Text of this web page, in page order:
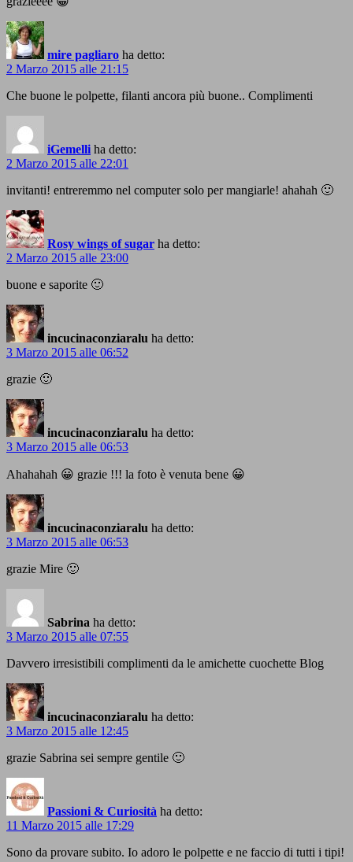
mire pagliaro ha detto:
2 Marzo 2015 alle 21:15
Che buone le polpette, filanti ancora più buone.. Complimenti
iGemelli ha detto:
2 Marzo 2015 alle 22:01
invitanti! entreremmo nel computer solo per mangiarle! ahahah 🙂
Rosy wings of sugar ha detto:
2 Marzo 2015 alle 23:00
buone e saporite 🙂
incucinaconziaralu ha detto:
3 Marzo 2015 alle 06:52
grazie 🙂
incucinaconziaralu ha detto:
3 Marzo 2015 alle 06:53
Ahahahah 😀 grazie !!! la foto è venuta bene 😀
incucinaconziaralu ha detto:
3 Marzo 2015 alle 06:53
grazie Mire 🙂
Sabrina ha detto:
3 Marzo 2015 alle 07:55
Davvero irresistibili complimenti da le amichette cuochette Blog
incucinaconziaralu ha detto:
3 Marzo 2015 alle 12:45
grazie Sabrina sei sempre gentile 🙂
Passioni & Curiosità ha detto:
11 Marzo 2015 alle 17:29
Sono da provare subito. Io adoro le polpette e ne faccio di tutti i tipi!